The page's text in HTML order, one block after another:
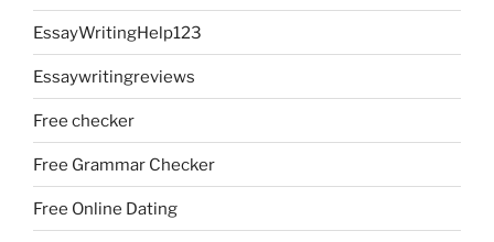
EssayWritingHelp123
Essaywritingreviews
Free checker
Free Grammar Checker
Free Online Dating